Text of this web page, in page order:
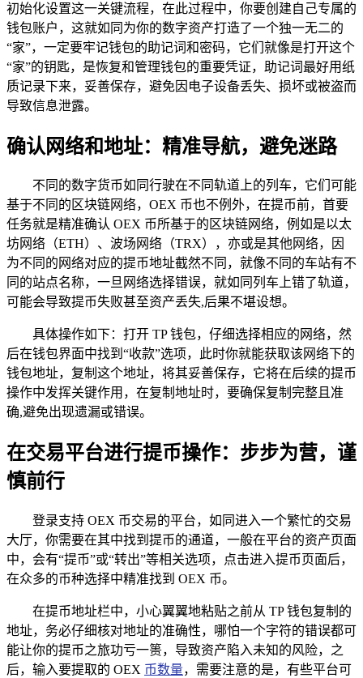
初始化设置这一关键流程，在此过程中，你要创建自己专属的
钱包账户，这就如同为你的数字资产打造了一个独一无二的
“家”，一定要牢记钱包的助记词和密码，它们就像是打开这个
“家”的钥匙，是恢复和管理钱包的重要凭证，助记词最好用纸
质记录下来，妥善保存，避免因电子设备丢失、损坏或被盗而
导致信息泄露。
确认网络和地址：精准导航，避免迷路
不同的数字货币如同行驶在不同轨道上的列车，它们可能
基于不同的区块链网络，OEX 币也不例外，在提币前，首要
任务就是精准确认 OEX 币所基于的区块链网络，例如是以太
坊网络（ETH）、波场网络（TRX），亦或是其他网络，因
为不同的网络对应的提币地址截然不同，就像不同的车站有不
同的站点名称，一旦网络选择错误，就如同列车上错了轨道，
可能会导致提币失败甚至资产丢失,后果不堪设想。
具体操作如下：打开 TP 钱包，仔细选择相应的网络，然
后在钱包界面中找到“收款”选项，此时你就能获取该网络下的
钱包地址，复制这个地址，将其妥善保存，它将在后续的提币
操作中发挥关键作用，在复制地址时，要确保复制完整且准
确,避免出现遗漏或错误。
在交易平台进行提币操作：步步为营，谨
慎前行
登录支持 OEX 币交易的平台，如同进入一个繁忙的交易
大厅，你需要在其中找到提币的通道，一般在平台的资产页面
中，会有“提币”或“转出”等相关选项，点击进入提币页面后，
在众多的币种选择中精准找到 OEX 币。
在提币地址栏中，小心翼翼地粘贴之前从 TP 钱包复制的
地址，务必仔细核对地址的准确性，哪怕一个字符的错误都可
能让你的提币之旅功亏一篑，导致资产陷入未知的风险，之
后，输入要提取的 OEX 币数量，需要注意的是，有些平台可